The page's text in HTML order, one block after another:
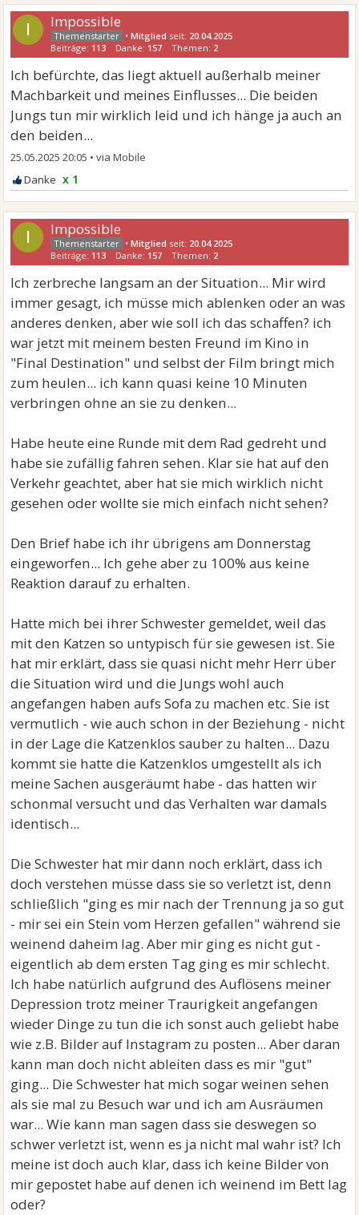
I Impossible
•Mitglied seit: 20.04.2025
Beiträge: 113 Danke: 157 Themen: 2
Ich befürchte, das liegt aktuell außerhalb meiner
Machbarkeit und meines Einflusses... Die beiden
Jungs tun mir wirklich leid und ich hänge ja auch an
den beiden...
25.05.2025 20:05 •
x 1
I Impossible
•Mitglied seit: 20.04.2025
Beiträge: 113 Danke: 157 Themen: 2
Ich zerbreche langsam an der Situation... Mir wird
immer gesagt, ich müsse mich ablenken oder an was
anderes denken, aber wie soll ich das schaffen? ich
war jetzt mit meinem besten Freund im Kino in
"Final Destination" und selbst der Film bringt mich
zum heulen... ich kann quasi keine 10 Minuten
verbringen ohne an sie zu denken...
Habe heute eine Runde mit dem Rad gedreht und
habe sie zufällig fahren sehen. Klar sie hat auf den
Verkehr geachtet, aber hat sie mich wirklich nicht
gesehen oder wollte sie mich einfach nicht sehen?
Den Brief habe ich ihr übrigens am Donnerstag
eingeworfen... Ich gehe aber zu 100% aus keine
Reaktion darauf zu erhalten.
Hatte mich bei ihrer Schwester gemeldet, weil das
mit den Katzen so untypisch für sie gewesen ist. Sie
hat mir erklärt, dass sie quasi nicht mehr Herr über
die Situation wird und die Jungs wohl auch
angefangen haben aufs Sofa zu machen etc. Sie ist
vermutlich - wie auch schon in der Beziehung - nicht
in der Lage die Katzenklos sauber zu halten... Dazu
kommt sie hatte die Katzenklos umgestellt als ich
meine Sachen ausgeräumt habe - das hatten wir
schonmal versucht und das Verhalten war damals
identisch...
Die Schwester hat mir dann noch erklärt, dass ich
doch verstehen müsse dass sie so verletzt ist, denn
schließlich "ging es mir nach der Trennung ja so gut
- mir sei ein Stein vom Herzen gefallen" während sie
weinend daheim lag. Aber mir ging es nicht gut -
eigentlich ab dem ersten Tag ging es mir schlecht.
Ich habe natürlich aufgrund des Auflösens meiner
Depression trotz meiner Traurigkeit angefangen
wieder Dinge zu tun die ich sonst auch geliebt habe
wie z.B. Bilder auf Instagram zu posten... Aber daran
kann man doch nicht ableiten dass es mir "gut"
ging... Die Schwester hat mich sogar weinen sehen
als sie mal zu Besuch war und ich am Ausräumen
war... Wie kann man sagen dass sie deswegen so
schwer verletzt ist, wenn es ja nicht mal wahr ist? Ich
meine ist doch auch klar, dass ich keine Bilder von
mir gepostet habe auf denen ich weinend im Bett lag
oder?